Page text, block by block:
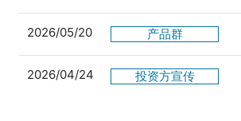
2026/05/20 产品群
2026/04/24 投资方宣传